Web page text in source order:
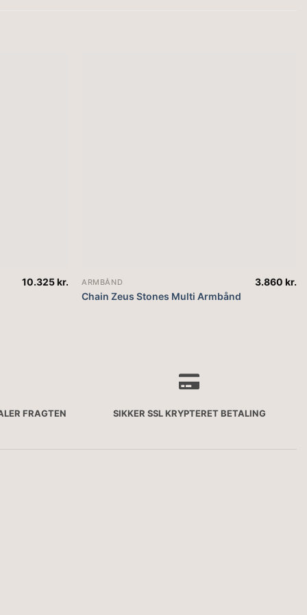
10.325kr. ARMBÅND
Chain Zeus Stones Multi Armbånd
3.860kr.
FRAGTEN SIKKER SSL KRYPTERET BETALING